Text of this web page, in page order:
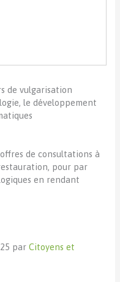
de vulgarisation
le développement
de consultations à
pour par
en rendant
parCitoyens et